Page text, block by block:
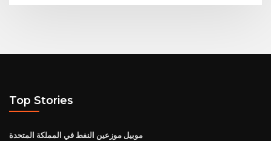
Top Stories
موبيل موزعين النفط في المملكة المتحدة